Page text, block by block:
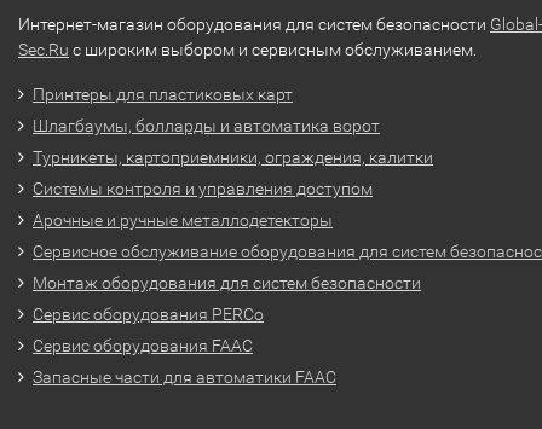
Интернет-магазин оборудования для систем безопасности Global-
Sec.Ru с широким выбором и сервисным обслуживанием.
Принтеры для пластиковых карт
Шлагбаумы, болларды и автоматика ворот
Турникеты, картоприемники, ограждения, калитки
Системы контроля и управления доступом
Арочные и ручные металлодетекторы
Сервисное обслуживание оборудования для систем
Монтаж оборудования для систем безопасности
Сервис оборудования PERCo
Сервис оборудования FAAC
Запасные части для автоматики FAAC